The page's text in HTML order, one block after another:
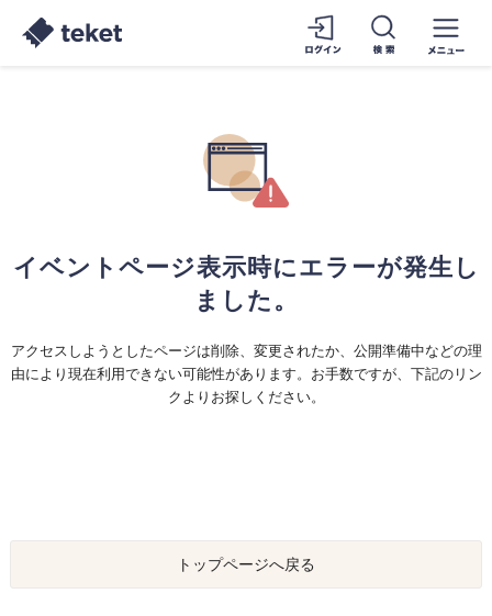
イベントページ表示時にエラーが発生し
ました。
アクセスしようとしたページは削除、変更されたか、公開準備中などの理
由により現在利用できない可能性があります。お手数ですが、下記のリン
クよりお探しください。
トップページへ戻る